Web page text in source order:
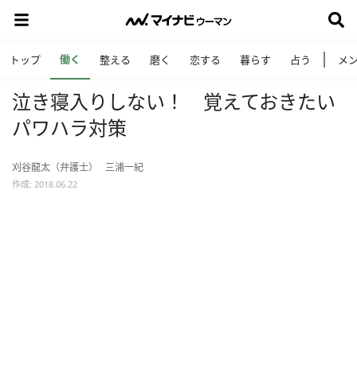
トップ 働く 整える 磨く 恋する 暮らす 占う メ
泣き寝入りしない！ 覚えておきたい
パワハラ対策
刈谷龍太（弁護士） 三浦一紀
作成: 2018.06.22